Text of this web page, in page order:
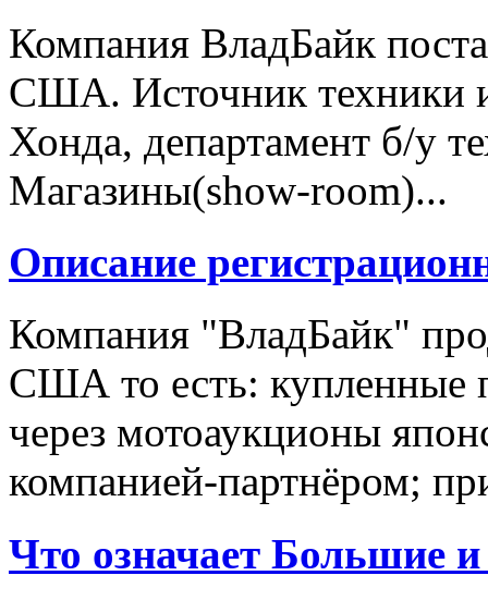
Компания ВладБайк
США. Источник техники
Хонда, департамент б/у
Магазины(show-room)...
Описание
Компания "ВладБайк"
США то есть: купленные
через мотоаукционы
компанией-партнёром;
Что означает Большие